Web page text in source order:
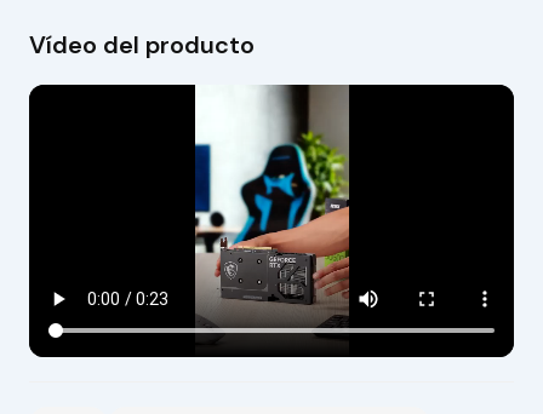
Vídeo del producto